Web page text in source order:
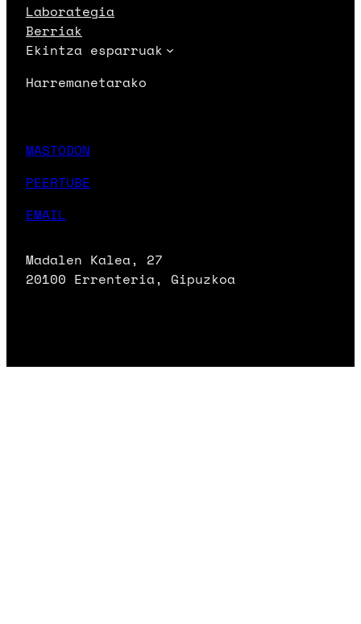
Laborategia
Berriak
Ekintza esparruak
Harremanetarako
MASTODON
PEERTUBE
EMAIL
Madalen Kalea, 27
20100 Errenteria, Gipuzkoa